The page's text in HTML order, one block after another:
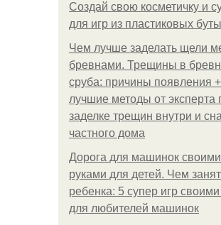
Создай свою косметичку и
для игр из пластиковых
Чем лучше заделать щели
бревнами. Трещины в
сруба: причины появления +
лучшие методы от эксперта
заделке трещин внутри и
частного дома
Дорога для машинок своими
руками для детей. Чем
ребенка: 5 супер игр
для любителей машинок